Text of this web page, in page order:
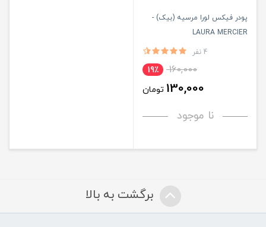
پودر فیکس لورا مرسیه (بیک) -
LAURA MERCIER
4 نفر
160,000 19٪
130,000 تومان
نا موجود
برگشت به بالا